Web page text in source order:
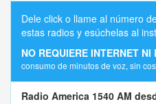
Dele click o llame al número
estas radios y esúchelas al
NO REQUIERE INTERNET
consumo de minutos de voz, sin
Radio America 1540 AM